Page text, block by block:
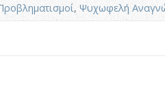
, Ψυχωφελή